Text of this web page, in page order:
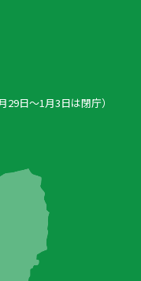
日〜1月3日は閉庁）